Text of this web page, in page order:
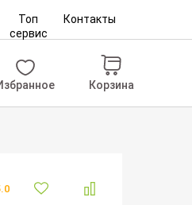
Топ
сервис
Контакты
Корзина